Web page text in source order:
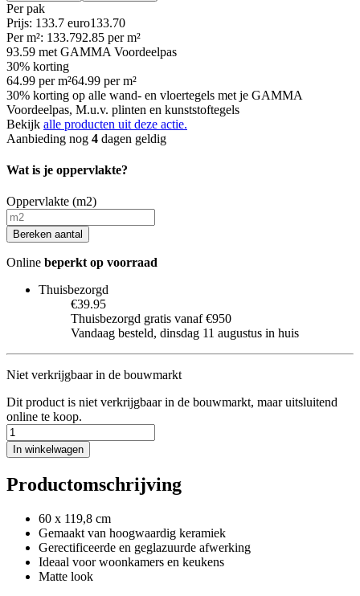
Per pak
Prijs: 133.7 euro133.70
Per m²: 133.792.85 per m²
93.59 met GAMMA Voordeelpas
30% korting
64.99 per m²64.99 per m²
30% korting op alle wand- en vloertegels met je GAMMA
Voordeelpas, M.u.v. plinten en kunststoftegels
Bekijk alle producten uit deze actie.
Aanbieding nog 4 dagen geldig
Wat is je oppervlakte?
Oppervlakte (m2)
Bereken aantal
Online beperkt op voorraad
Thuisbezorgd
€39.95
Thuisbezorgd gratis vanaf €950
Vandaag besteld, dinsdag 11 augustus in huis
Niet verkrijgbaar in de bouwmarkt
Dit product is niet verkrijgbaar in de bouwmarkt, maar uitsluitend
online te koop.
In winkelwagen
Productomschrijving
60 x 119,8 cm
Gemaakt van hoogwaardig keramiek
Gerectificeerde en geglazuurde afwerking
Ideaal voor woonkamers en keukens
Matte look